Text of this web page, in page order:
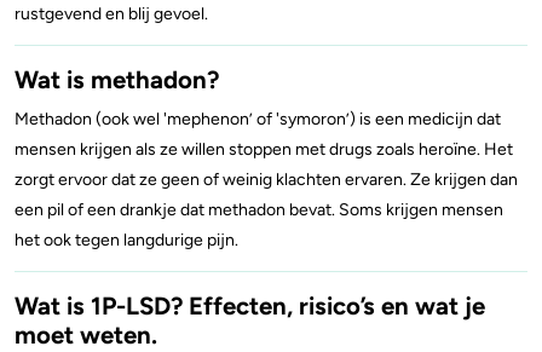
rustgevend en blij gevoel.
Wat is methadon?
Methadon (ook wel 'mephenon’ of 'symoron’) is een medicijn dat
mensen krijgen als ze willen stoppen met drugs zoals heroïne. Het
zorgt ervoor dat ze geen of weinig klachten ervaren. Ze krijgen dan
een pil of een drankje dat methadon bevat. Soms krijgen mensen
het ook tegen langdurige pijn.
Wat is 1P-LSD? Effecten, risico’s en wat je
moet weten.